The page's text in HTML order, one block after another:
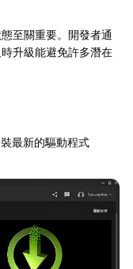
至關重要。開發者通
升級能避免許多潛在
最新的驅動程式